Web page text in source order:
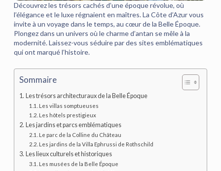
Découvrez les trésors cachés d’une époque révolue, où
l’élégance et le luxe régnaient en maîtres. La Côte d’Azur vous
invite à un voyage dans le temps, au cœur de la Belle Époque.
Plongez dans un univers où le charme d’antan se mêle à la
modernité. Laissez-vous séduire par des sites emblématiques
qui ont marqué l’histoire.
Sommaire
Les trésors architecturaux de la Belle Époque
Les villas somptueuses
Les hôtels prestigieux
Les jardins et parcs emblématiques
Le parc de la Colline du Château
Les jardins de la Villa Ephrussi de Rothschild
Les lieux culturels et historiques
Les musées de la Belle Époque